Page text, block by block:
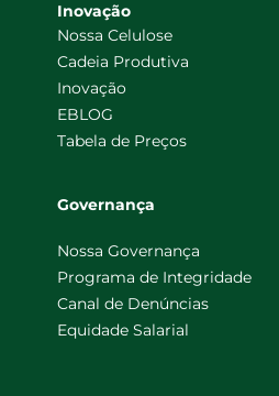
Inovação
Nossa Celulose
Cadeia Produtiva
Inovação
EBLOG
Tabela de Preços
Governança
Nossa Governança
Programa de Integridade
Canal de Denúncias
Equidade Salarial